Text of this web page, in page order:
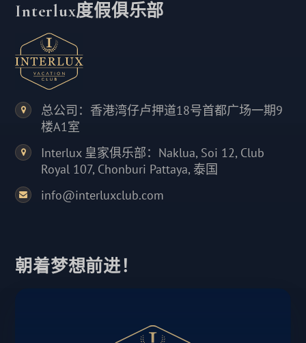
Interlux度假俱乐部
总公司：香港湾仔卢押道18号首都广场一期9
楼A1室
Interlux 皇家俱乐部：Naklua, Soi 12, Club
Royal 107, Chonburi Pattaya, 泰国
info@interluxclub.com
朝着梦想前进！